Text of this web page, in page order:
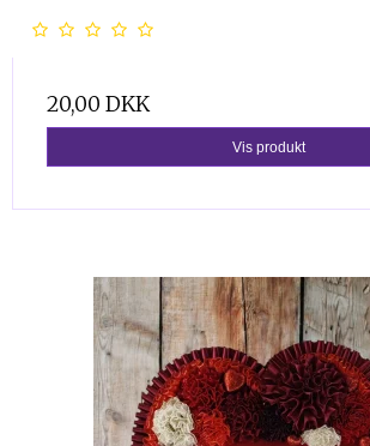
20,00 DKK
Vis produkt